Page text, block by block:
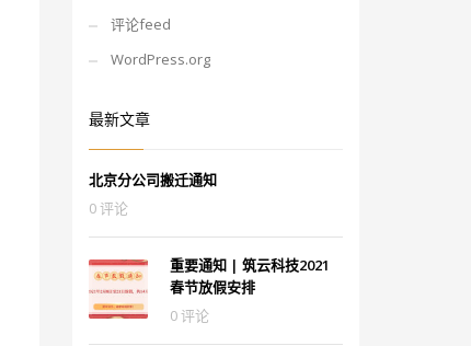
评论feed
WordPress.org
最新文章
北京分公司搬迁通知
0 评论
重要通知 | 筑云科技2021
春节放假安排
0 评论